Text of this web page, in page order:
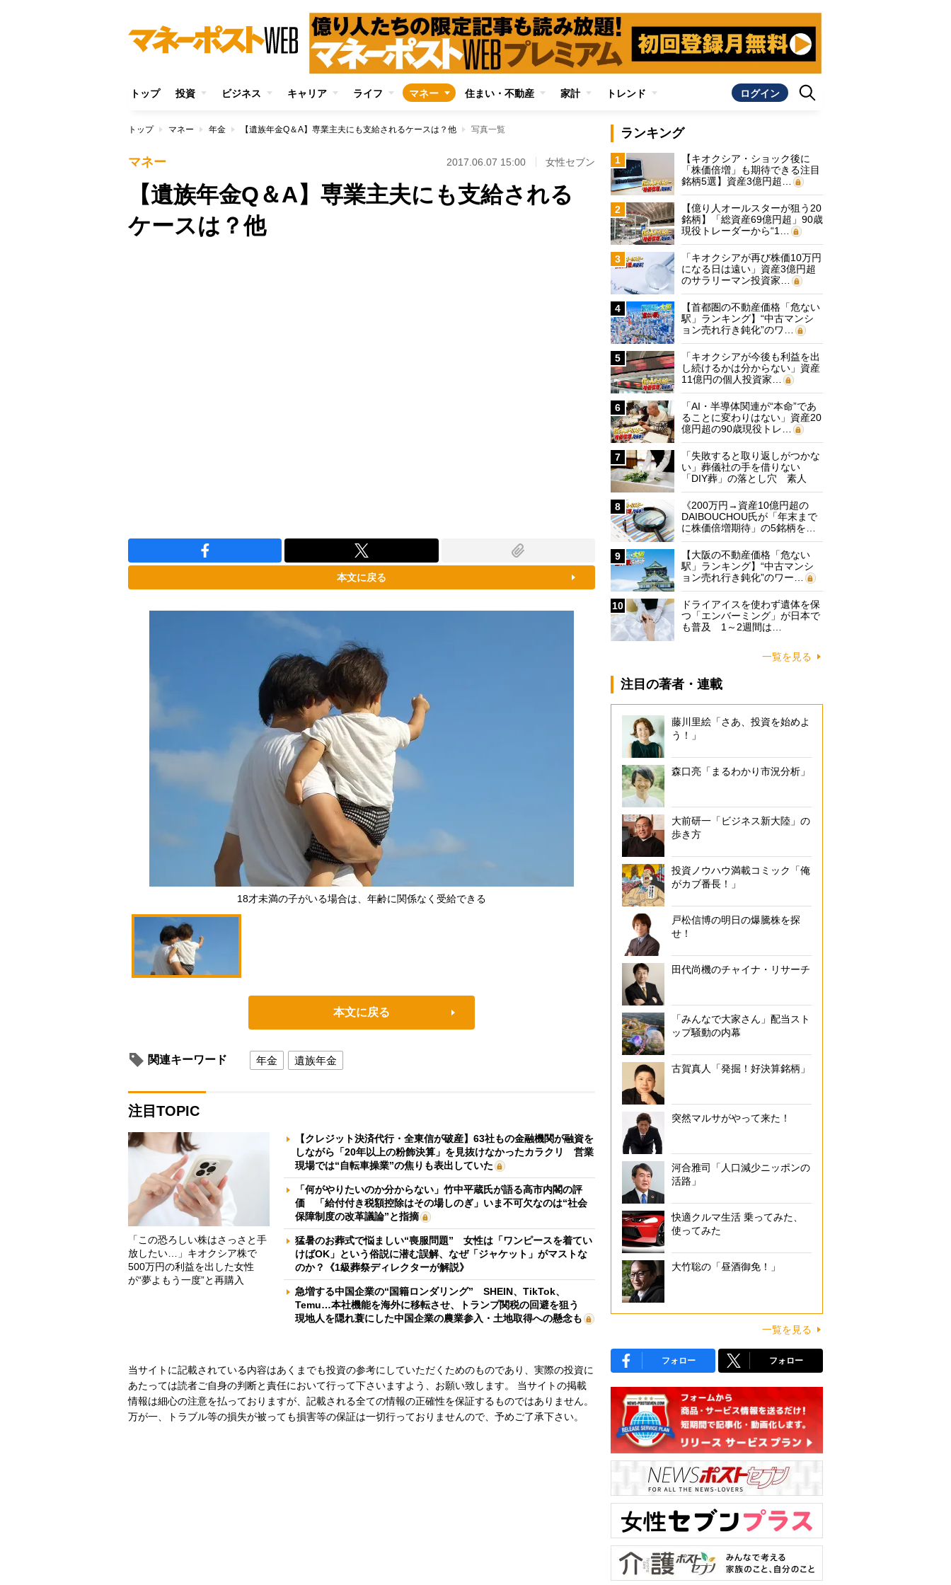
トップ 投資 ビジネス キャリア ライフ マネー 住まい・不動産 家計 トレンド ログイン
トップ マネー 年金 【遺族年金Q＆A】専業主夫にも支給されるケースは？他 写真一覧
マネー 2017.06.07 15:00 女性セブン
【遺族年金Q＆A】専業主夫にも支給される
ケースは？他
本文に戻る
18才未満の子がいる場合は、年齢に関係なく受給できる
本文に戻る
関連キーワード 年金 遺族年金
注目TOPIC
「この恐ろしい株はさっさと手
放したい…」キオクシア株で
500万円の利益を出した女性
が“夢よもう一度”と再購入
【クレジット決済代行・全東信が破産】63社もの金融機関が融資を
しながら「20年以上の粉飾決算」を見抜けなかったカラクリ 営業
現場では“自転車操業”の焦りも表出していた
「何がやりたいのか分からない」竹中平蔵氏が語る高市内閣の評
価 「給付付き税額控除はその場しのぎ」いま不可欠なのは“社会
保障制度の改革議論”と指摘
猛暑のお葬式で悩ましい“喪服問題” 女性は「ワンピースを着てい
けばOK」という俗説に潜む誤解、なぜ「ジャケット」がマストな
のか？《1級葬祭ディレクターが解説》
急増する中国企業の“国籍ロンダリング” SHEIN、TikTok、
Temu…本社機能を海外に移転させ、トランプ関税の回避を狙う
現地人を隠れ蓑にした中国企業の農業参入・土地取得への懸念も
当サイトに記載されている内容はあくまでも投資の参考にしていただくためのものであり、実際の投資に
あたっては読者ご自身の判断と責任において行って下さいますよう、お願い致します。 当サイトの掲載
情報は細心の注意を払っておりますが、記載される全ての情報の正確性を保証するものではありません。
万が一、トラブル等の損失が被っても損害等の保証は一切行っておりませんので、予めご了承下さい。
ランキング
1
【キオクシア・ショック後に
「株価倍増」も期待できる注目
銘柄5選】資産3億円超…
2
【億り人オールスターが狙う20
銘柄】「総資産69億円超」90歳
現役トレーダーから“1…
3
「キオクシアが再び株価10万円
になる日は遠い」資産3億円超
のサラリーマン投資家…
4
【首都圏の不動産価格「危ない
駅」ランキング】“中古マンシ
ョン売れ行き鈍化”のワ…
5
「キオクシアが今後も利益を出
し続けるかは分からない」資産
11億円の個人投資家…
6
「AI・半導体関連が“本命”であ
ることに変わりはない」資産20
億円超の90歳現役トレ…
7
「失敗すると取り返しがつかな
い」葬儀社の手を借りない
「DIY葬」の落とし穴 素人
に…
8
《200万円→資産10億円超の
DAIBOUCHOU氏が「年末まで
に株価倍増期待」の5銘柄を…
9
【大阪の不動産価格「危ない
駅」ランキング】“中古マンシ
ョン売れ行き鈍化”のワー…
10
ドライアイスを使わず遺体を保
つ「エンバーミング」が日本で
も普及 1～2週間は…
一覧を見る
注目の著者・連載
藤川里絵「さあ、投資を始めよ
う！」
森口亮「まるわかり市況分析」
大前研一「ビジネス新大陸」の
歩き方
投資ノウハウ満載コミック「俺
がカブ番長！」
戸松信博の明日の爆騰株を探
せ！
田代尚機のチャイナ・リサーチ
「みんなで大家さん」配当スト
ップ騒動の内幕
古賀真人「発掘！好決算銘柄」
突然マルサがやって来た！
河合雅司「人口減少ニッポンの
活路」
快適クルマ生活 乗ってみた、
使ってみた
大竹聡の「昼酒御免！」
一覧を見る
フォロー フォロー